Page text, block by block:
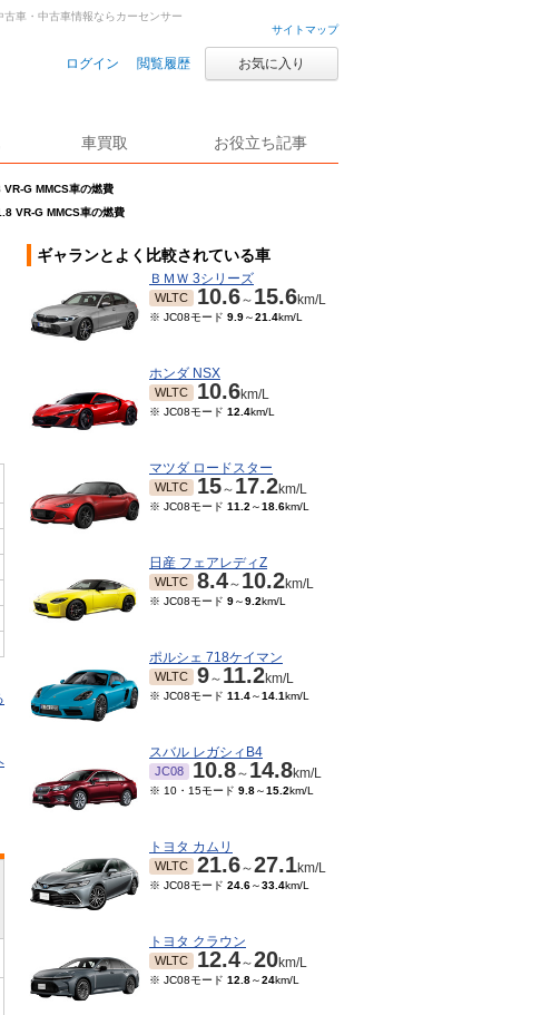
サイトマップ
ログイン 閲覧履歴 お気に入り
車買取 お役立ち記事
VR-G MMCS車の燃費
VR-G MMCS車の燃費
車・中古車情報ならカーセンサー
ギャランとよく比較されている車
ＢＭＷ 3シリーズ
WLTC 10.6～ 15.6km/L
※ JC08モード 9.9～21.4km/L
ホンダ NSX
WLTC 10.6km/L
※ JC08モード 12.4km/L
マツダ ロードスター
WLTC 15～ 17.2km/L
※ JC08モード 11.2 ～18.6km/L
日産 フェアレディZ
WLTC 8.4～ 10.2km/L
※ JC08モード 9～9.2km/L
ポルシェ 718ケイマン
WLTC 9～ 11.2km/L
※ JC08モード 11.4～14.1km/L
スバル レガシィB4
JC08 10.8～ 14.8km/L
※ 10・15モード 9.8～15.2km/L
トヨタ カムリ
WLTC 21.6～27.1km/L
※ JC08モード 24.6～33.4km/L
トヨタ クラウン
WLTC 12.4～20km/L
※ JC08モード 12.8～24km/L